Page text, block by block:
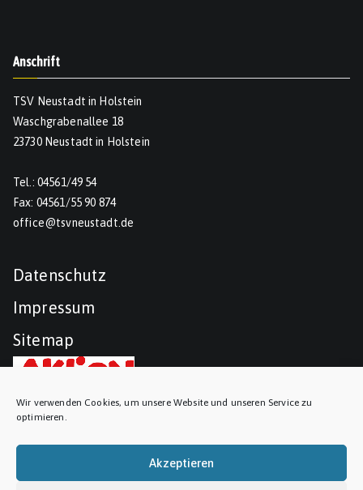
Wir verwenden Cookies, um unsere Website und unseren Service zu
optimieren.
Akzeptieren
Anschrift
TSV Neustadt in Holstein
Waschgrabenallee 18
23730 Neustadt in Holstein
Tel.: 04561/49 54
Fax: 04561/55 90 874
office@tsvneustadt.de
Datenschutz
Impressum
Sitemap